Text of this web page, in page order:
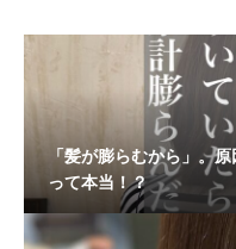
「髪が膨らむから」。
って本当！？